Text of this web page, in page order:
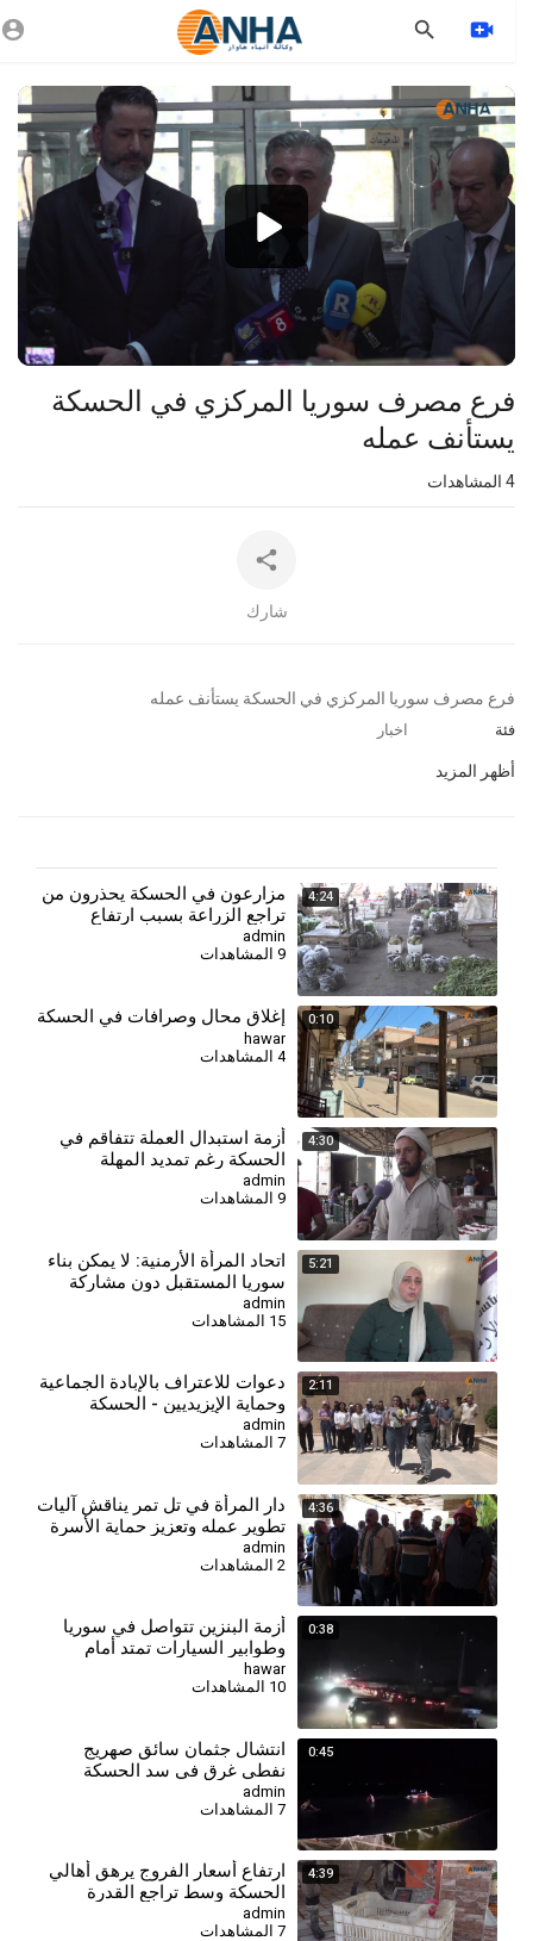
Video
Player
1080p
فرع مصرف سوريا المركزي في الحسكة
يستأنف عمله
المشاهدات
شارك
⁣فرع مصرف سوريا المركزي في الحسكة يستأنف عمله
فئة اخبار
أظهر المزيد
4:24
⁣مزارعون في الحسكة يحذرون من
تراجع الزراعة بسبب ارتفاع
التكاليف وأزمة العملة
admin
9 المشاهدات
0:10 إغلاق محال وصرافات في الحسكة
hawar
4 المشاهدات
4:30
⁣أزمة استبدال العملة تتفاقم في
الحسكة رغم تمديد المهلة
admin
9 المشاهدات
5:21
⁣اتحاد المرأة الأرمنية: لا يمكن بناء
سوريا المستقبل دون مشاركة
جميع النساء
admin
15 المشاهدات
2:11
دعوات للاعتراف بالإبادة الجماعية
وحماية الإيزيديين - الحسكة
admin
7 المشاهدات
4:36
دار المرأة في تل تمر يناقش آليات
تطوير عمله وتعزيز حماية الأسرة
والمجتمع
admin
2 المشاهدات
0:38
أزمة البنزين تتواصل في سوريا
وطوابير السيارات تمتد أمام
محطات الوقود
hawar
0:45
انتشال جثمان سائق صهريج
نفطي غرق في سد الحسكة
الجنوبي
admin
7 المشاهدات
4:39
⁣ارتفاع أسعار الفروج يرهق أهالي
الحسكة وسط تراجع القدرة
الشرائية
admin
7 المشاهدات